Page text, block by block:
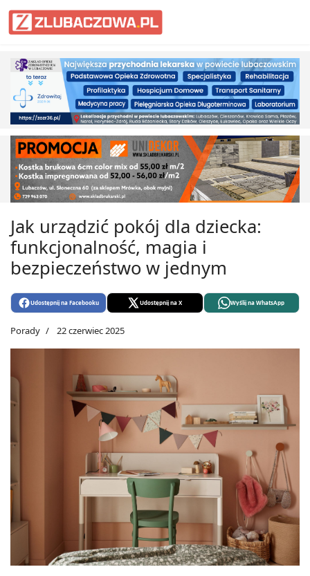
Informacje Lubaczów, powiat
Jak urządzić pokój dla dziecka:
funkcjonalność, magia i
bezpieczeństwo w jednym
Udostępnij na Facebooku Udostępnij na X Wyślij na WhatsApp
Porady 22 czerwiec 2025